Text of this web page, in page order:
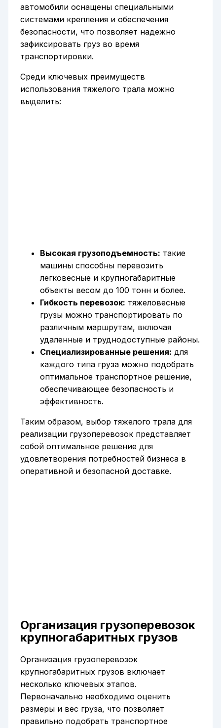
автомобили оснащены специальными
системами крепления и обеспечения
безопасности, что позволяет надежно
зафиксировать груз во время
транспортировки.
Среди ключевых преимуществ
использования тяжелого трала можно
выделить:
Высокая грузоподъемность: такие
машины способны перевозить
легковесные и крупногабаритные
объекты весом до 100 тонн и более.
Гибкость перевозок: тяжеловесные
грузы можно транспортировать по
различным маршрутам, включая
удаленные и труднодоступные районы.
Специализированные решения: для
каждого типа груза можно подобрать
оптимальное транспортное решение,
обеспечивающее безопасность и
эффективность.
Таким образом, выбор тяжелого трала для
реализации грузоперевозок представляет
собой оптимальное решение для
удовлетворения потребностей бизнеса в
оперативной и безопасной доставке.
Организация грузоперевозок
крупногабаритных грузов
Организация грузоперевозок
крупногабаритных грузов включает
несколько ключевых этапов.
Первоначально необходимо оценить
размеры и вес груза, что позволяет
правильно подобрать транспортное